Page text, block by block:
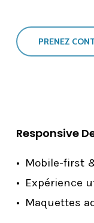
PRENEZ
Responsive
Mobile-first
Expérience
Maquettes